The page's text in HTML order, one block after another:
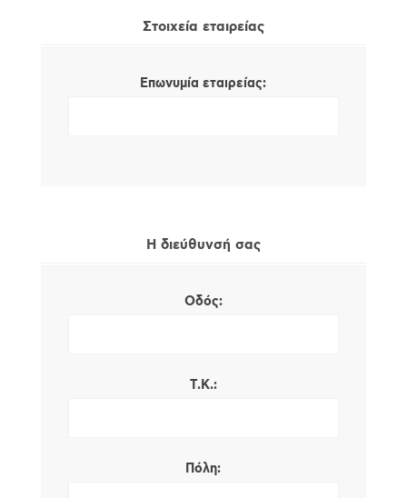
Στοιχεία εταιρείας
Επωνυμία εταιρείας:
Η διεύθυνσή σας
Οδός:
Τ.Κ.:
Πόλη: